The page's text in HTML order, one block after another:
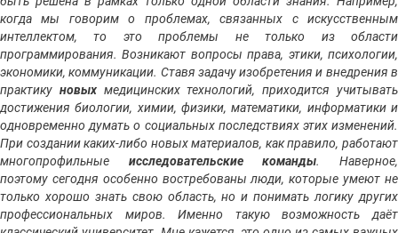
когда мы говорим о проблемах, связанных с искусственным
интеллектом, то это проблемы не только из области
программирования. Возникают вопросы права, этики, психологии,
экономики, коммуникации. Ставя задачу изобретения и внедрения в
практику новых медицинских технологий, приходится учитывать
достижения биологии, химии, физики, математики, информатики и
одновременно думать о социальных последствиях этих изменений.
При создании каких-либо новых материалов, как правило, работают
многопрофильные исследовательские команды. Наверное,
поэтому сегодня особенно востребованы люди, которые умеют не
только хорошо знать свою область, но и понимать логику других
профессиональных миров. Именно такую возможность даёт